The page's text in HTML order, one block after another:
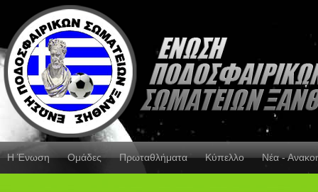
Η Ένωση Ομάδες Πρωταθλήματα Κύπελλο Νέα -